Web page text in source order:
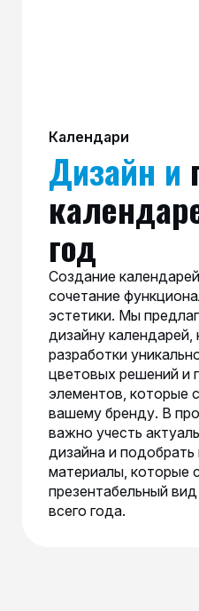
Календари
Дизайн и
год
Создание
сочетание
эстетики. Мы
дизайну календарей,
разработки
цветовых решений и
элементов, которые
вашему бренду. В
важно учесть
дизайна и подобрать
материалы, которые
презентабельный
всего года.